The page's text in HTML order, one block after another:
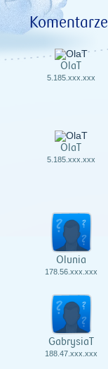
Komentarze
OlaT
5.185.xxx.xxx
OlaT
5.185.xxx.xxx
Olunia
178.56.xxx.xxx
GabrysiaT
188.47.xxx.xxx